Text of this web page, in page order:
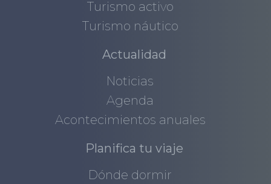
Turismo activo
Turismo náutico
Actualidad
Noticias
Agenda
Acontecimientos anuales
Planifica tu viaje
Dónde dormir